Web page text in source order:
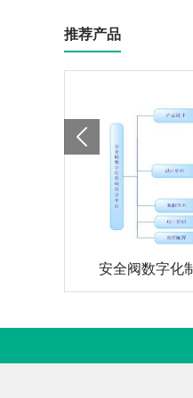
推荐产品
安全阀数字化